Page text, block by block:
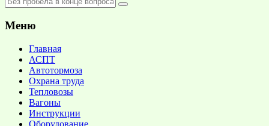
Меню
Главная
АСПТ
Автотормоза
Охрана труда
Тепловозы
Вагоны
Инструкции
Оборудование